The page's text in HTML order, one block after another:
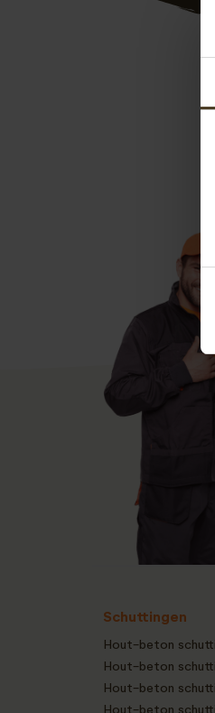
Schuttingen
Hout-beton
Hout-beton
Hout-beton
Hout-beton